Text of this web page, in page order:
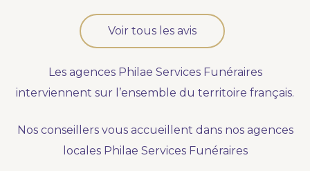
Optez pour la prévoyance
Vous souhaitez anticiper vos obsèques et soulager
Nous vous accompagnons.
Nos produits en marbrerie
Voir tous les avis
Les agences Philae Services Funéraires
interviennent sur l’ensemble du territoire français.
Nos conseillers vous accueillent dans nos agences
locales Philae Services Funéraires